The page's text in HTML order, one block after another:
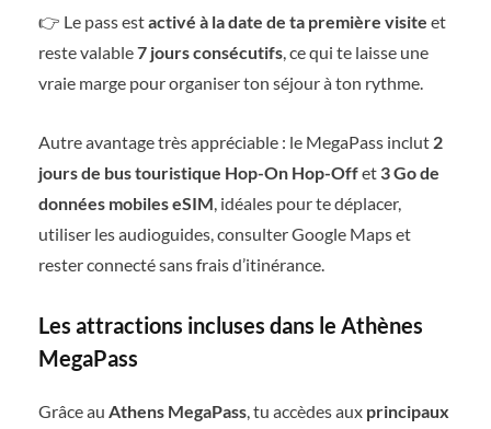
👉 Le pass estactivé à la date de ta première visite et
reste valable7 jours consécutifs , ce qui te laisse une
vraie marge pour organiser ton séjour à ton rythme.
Autre avantage très appréciable : le MegaPass inclut 2
jours de bus touristique Hop-On Hop-Offet 3 Go de
données mobiles eSIM , idéales pour te déplacer,
utiliser les audioguides, consulter Google Maps et
rester connecté sans frais d’itinérance.
Les attractions incluses dans le Athènes
MegaPass
Grâce au Athens MegaPass , tu accèdes aux principaux